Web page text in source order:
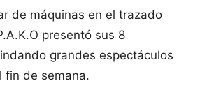
de máquinas en el trazado
presentó sus 8
grandes espectáculos
fin de semana.